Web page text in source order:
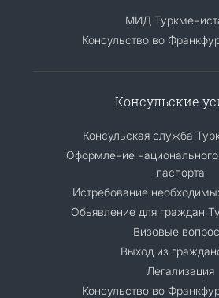
МИД
Консульство во
Консульские
Консульская служба
Оформление национального
паспорта
Истребование
Обьявление для граждан
Визовые
Выход из
Легализация
Консульство во